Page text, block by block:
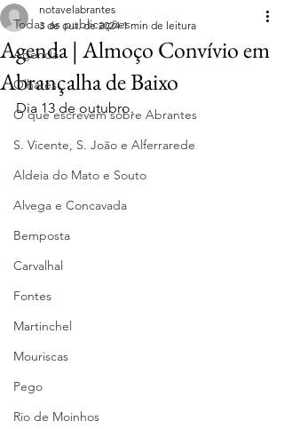
Todas as publicações
Agenda
Olhares
O que escrevem sobre Abrantes
S. Vicente, S. João e Alferrarede
Aldeia do Mato e Souto
Alvega e Concavada
Bemposta
Carvalhal
Fontes
Martinchel
Mouriscas
Pego
Rio de Moinhos
Agenda | Almoço Convívio em
Abrançalha de Baixo
notavelabrantes
3 de out. de 2024 1 min de leitura
Dia 13 de outubro.